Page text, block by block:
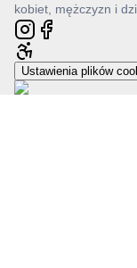
kobiet, mężczyzn i
Ustawienia plików